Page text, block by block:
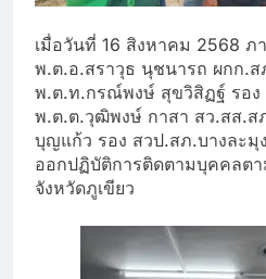
เมื่อวันที่ 16 สิงหาคม 2568 ภ
พ.ต.อ.สราวุธ นุชนารถ ผกก.ส
พ.ต.ท.กรณ์พงษ์ สุขวิสิฏฐ์ รอง
พ.ต.ต.วุฒิพงษ์ กาสา สว.สส.ส
บุญแก้ว รอง สวป.สภ.บางละ
ออกปฏิบัติการติดตามบุคคลต
จังหวัดภูเขียว